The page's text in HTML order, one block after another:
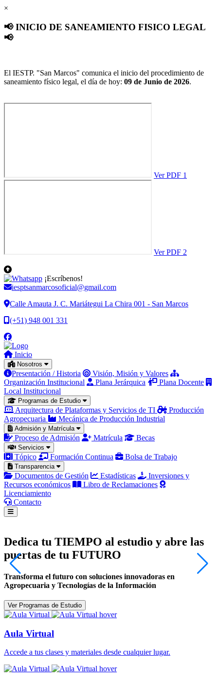
×
📢 INICIO DE SANEAMIENTO FISICO LEGAL
📢
El IESTP. "San Marcos" comunica el inicio del procedimiento de
saneamiento físico legal, el día de hoy: 09 de Junio de 2026.
Ver PDF 1
Ver PDF 2
¡Escríbenos!
iesptsanmarcosoficial@gmail.com
Calle Amauta J. C. Mariátegui La Chira 001 - San Marcos
(+51) 948 001 331
Inicio
Nosotros
Presentación / Historia
Visión, Misión y Valores
Organización Institucional
Plana Jerárquica
Plana Docente
Local Institucional
Programas de Estudio
Arquitectura de Plataformas y Servicios de TI
Producción
Agropecuaria
Mecánica de Producción Industrial
Admisión y Matrícula
Proceso de Admisión Matrícula Becas
Servicios
Tópico Formación Continua Bolsa de Trabajo
Transparencia
Documentos de Gestión Estadísticas
Inversiones y
Recursos económicos
Libro de Reclamaciones
Licenciamiento
Contacto
Dedica tu TIEMPO al estudio y abre las
puertas de tu FUTURO
Transforma el futuro con soluciones innovadoras en
Agropecuaria y Tecnologías de la Información
Ver Programas de Estudio
Aula Virtual
Accede a tus clases y materiales desde cualquier lugar.